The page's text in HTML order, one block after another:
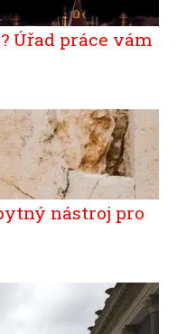
Úřad práce vám
nástroj pro